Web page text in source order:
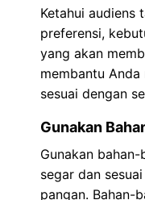
Ketahui audiens
preferensi,
yang akan
membantu
sesuai dengan
Gunakan
Gunakan
segar dan
pangan. Bahan-